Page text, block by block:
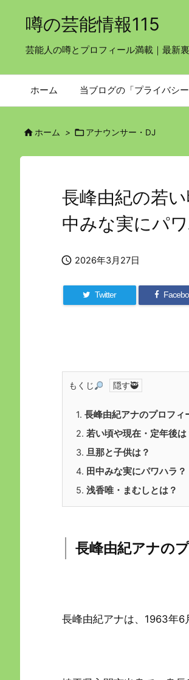
噂の芸能情報115
芸能人の噂とプロフィール満載｜最新
ホーム 当ブログの「プライバシー
ホーム >  アナウンサー・DJ
長峰由紀の若
中みな実にパ
 2026年3月27日
Twitter
もくじ
1. 長峰由紀アナのプロフィ
2. 若い頃や現在・定年後は
3. 旦那と子供は？
4. 田中みな実にパワハラ？
5. 浅香唯・まむしとは？
長峰由紀アナの
長峰由紀アナは、1963年6